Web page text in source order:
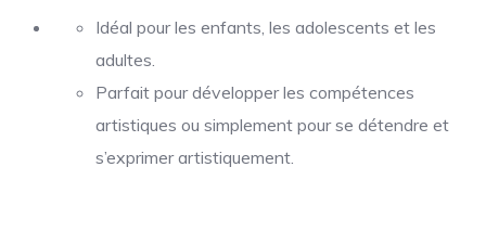
Idéal pour les enfants, les adolescents et les
adultes.
Parfait pour développer les compétences
artistiques ou simplement pour se détendre et
s’exprimer artistiquement.